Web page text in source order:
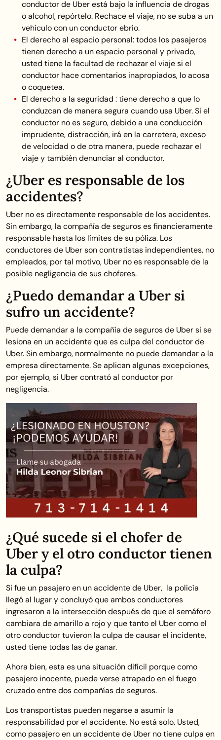
conductor de Uber está bajo la influencia de drogas
o alcohol, repórtelo. Rechace el viaje, no se suba a un
vehículo con un conductor ebrio.
El derecho al espacio personal: todos los pasajeros
tienen derecho a un espacio personal y privado,
usted tiene la facultad de rechazar el viaje si el
conductor hace comentarios inapropiados, lo acosa
o coquetea.
El derecho a la seguridad : tiene derecho a que lo
conduzcan de manera segura cuando usa Uber. Si el
conductor no es seguro, debido a una conducción
imprudente, distracción, irá en la carretera, exceso
de velocidad o de otra manera, puede rechazar el
viaje y también denunciar al conductor.
¿Uber es responsable de los
accidentes?
Uber no es directamente responsable de los accidentes.
Sin embargo, la compañía de seguros es financieramente
responsable hasta los límites de su póliza. Los
conductores de Uber son contratistas independientes, no
empleados, por tal motivo, Uber no es responsable de la
posible negligencia de sus choferes.
¿Puedo demandar a Uber si
sufro un accidente?
Puede demandar a la compañía de seguros de Uber si se
lesiona en un accidente que es culpa del conductor de
Uber. Sin embargo, normalmente no puede demandar a la
empresa directamente. Se aplican algunas excepciones,
por ejemplo, si Uber contrató al conductor por
negligencia.
¿Qué sucede si el chofer de
Uber y el otro conductor tienen
la culpa?
Si fue un pasajero en un accidente de Uber, la policía
llegó al lugar y concluyó que ambos conductores
ingresaron a la intersección después de que el semáforo
cambiara de amarillo a rojo y que tanto el Uber como el
otro conductor tuvieron la culpa de causar el incidente,
usted tiene todas las de ganar.
Ahora bien, esta es una situación difícil porque como
pasajero inocente, puede verse atrapado en el fuego
cruzado entre dos compañías de seguros.
Los transportistas pueden negarse a asumir la
responsabilidad por el accidente. No está solo. Usted,
como pasajero en un accidente de Uber no tiene culpa en